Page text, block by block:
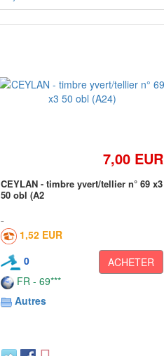
7,00 EUR
CEYLAN - timbre yvert/tellier n° 69 x3
50 obl (A2
1,52 EUR
0
ACHETER
FR - 69***
Autres